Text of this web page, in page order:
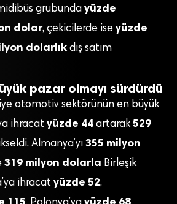
grubundayüzde
dolar, çekicilerde iseyüzde
dolarlık dış satım
pazar olmayı sürdürdü
otomotiv sektörünün en büyük
ihracatyüzde 44 artarak529
Almanya’yı355 milyon
319 milyon dolarla Birleşik
ihracatyüzde 52,